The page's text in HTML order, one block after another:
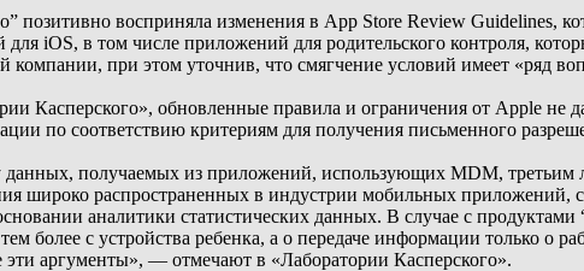
позитивно восприняла изменения в App Store Review Guidelines,
для iOS, в том числе приложений для родительского контроля,
компании, при этом уточнив, что смягчение условий имеет «ряд
Касперского», обновленные правила и ограничения от Apple не
по соответствию критериям для получения письменного
данных, получаемых из приложений, использующих MDM, третьим
широко распространенных в индустрии мобильных
аналитики статистических данных. В случае с продуктами
более с устройства ребенка, а о передаче информации только о
аргументы», — отмечают в «Лаборатории Касперского».